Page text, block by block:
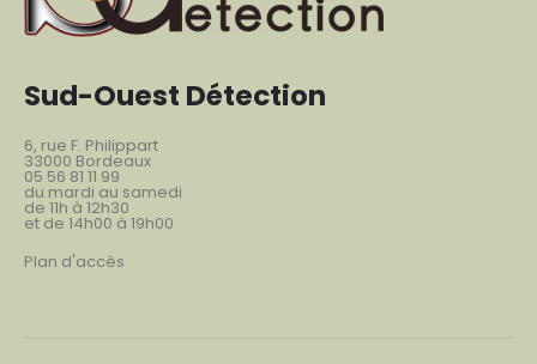
Sud-Ouest Détection
6, rue F. Philippart
33000 Bordeaux
05 56 81 11 99
du mardi au samedi
de 11h à 12h30
et de 14h00 à 19h00
Plan d'accès